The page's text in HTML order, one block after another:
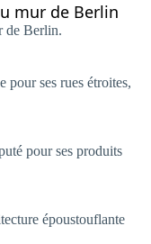
mur de Berlin
de Berlin.
pour ses rues étroites,
pour ses produits
époustouflante